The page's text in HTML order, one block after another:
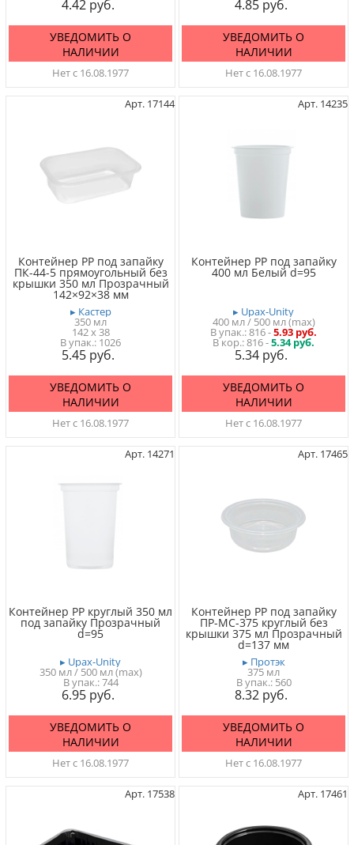
4.42
УВЕДОМИТЬ О
НАЛИЧИИ
Нет с 16.08.1977
4.85
УВЕДОМИТЬ О
НАЛИЧИИ
Нет с 16.08.1977
Арт. 17144
Контейнер PP под запайку
ПК-44-5 прямоугольный без
крышки 350 мл Прозрачный
142×92×38 мм
▸ Кастер
350 мл
142 x 38
1026
5.45
УВЕДОМИТЬ О
НАЛИЧИИ
Нет с 16.08.1977
Арт. 14235
Контейнер PP под запайку
400 мл Белый d=95
▸ Upax-Unity
400 мл / 500 мл (max)
816-5.93 руб.
816 -5.34 руб.
5.34
УВЕДОМИТЬ О
НАЛИЧИИ
Нет с 16.08.1977
Арт. 14271
Контейнер PP круглый 350 мл
под запайку Прозрачный
d=95
▸ Upax-Unity
350 мл / 500 мл (max)
744
6.95
УВЕДОМИТЬ О
НАЛИЧИИ
Нет с 16.08.1977
Арт. 17465
Контейнер PP под запайку
ПР-МС-375 круглый без
крышки 375 мл Прозрачный
d=137 мм
▸ Протэк
375 мл
560
8.32
УВЕДОМИТЬ О
НАЛИЧИИ
Нет с 16.08.1977
Арт. 17538 Арт. 17461